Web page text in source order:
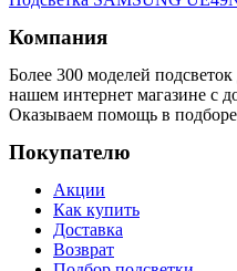
Компания
Более 300 моделей
нашем интернет магазине с
Оказываем помощь в
Покупателю
Акции
Как купить
Доставка
Возврат